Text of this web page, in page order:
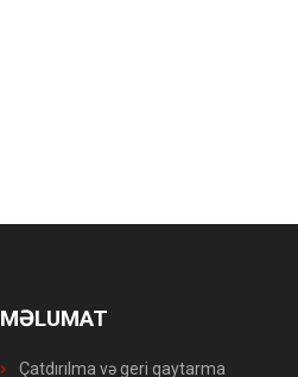
MƏLUMAT
Çatdırılma və geri qaytarma